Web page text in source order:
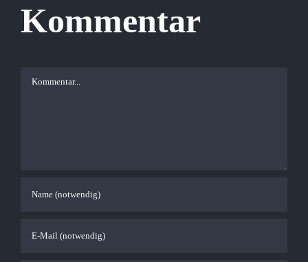
Kommentar
Kommentar